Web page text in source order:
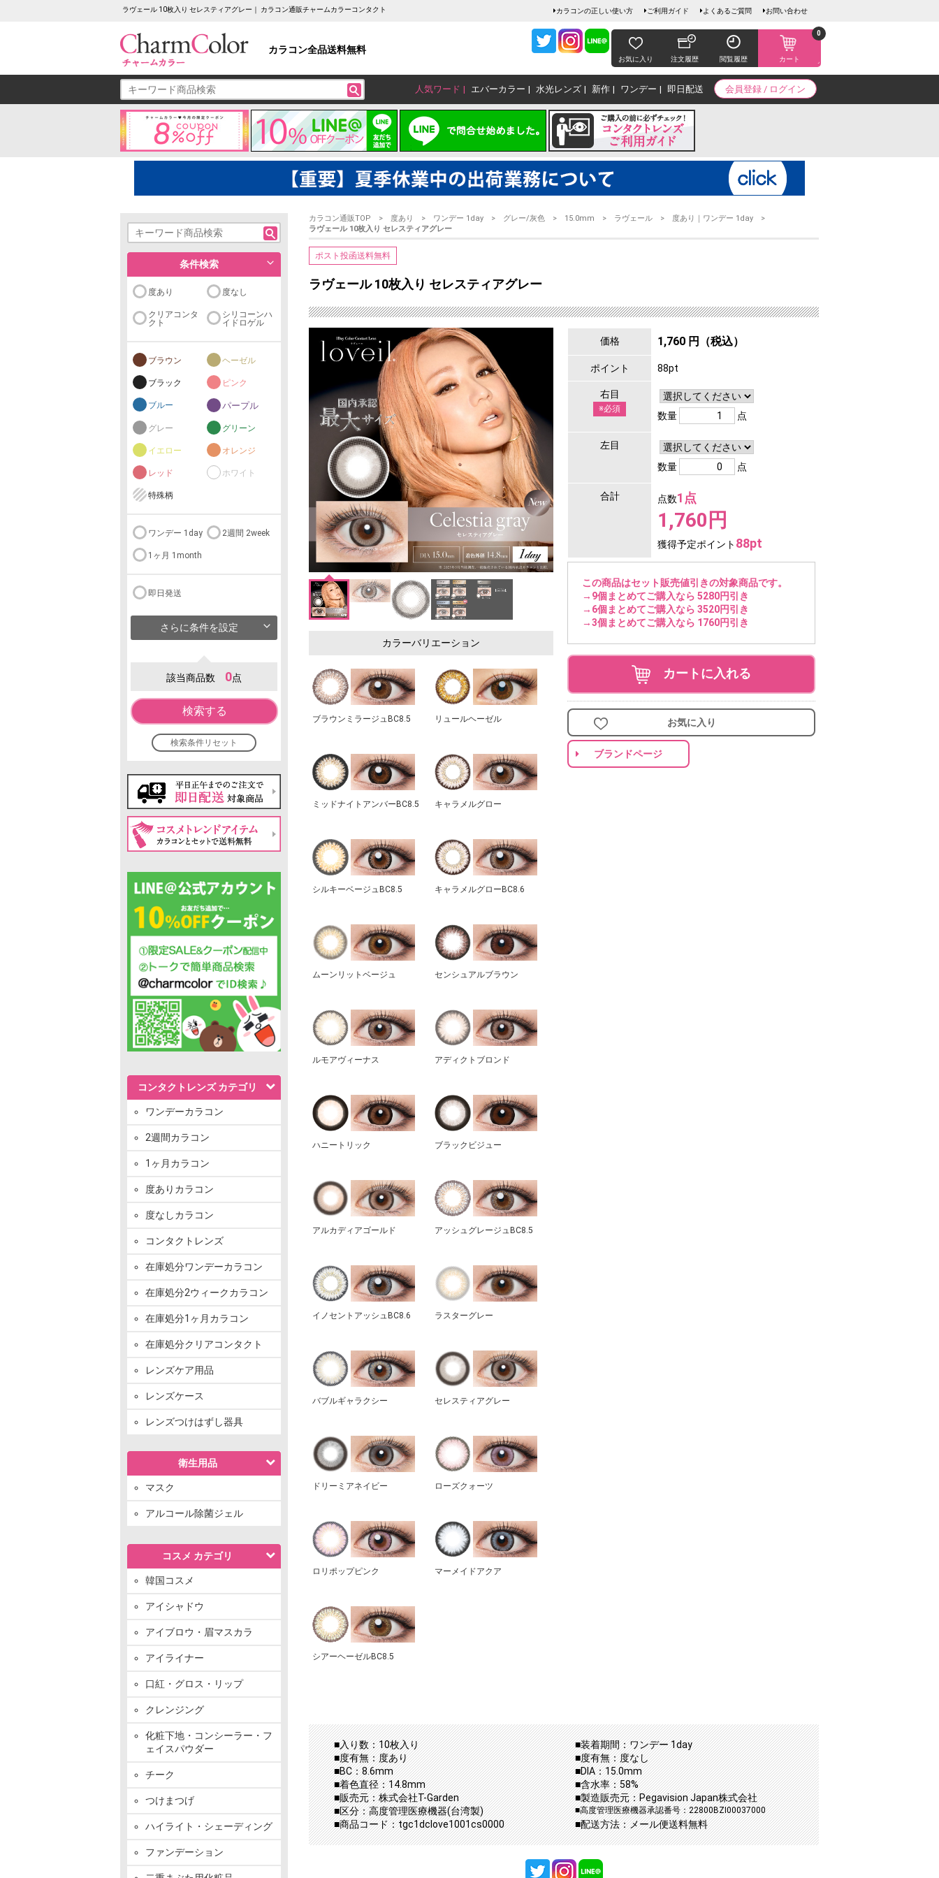
ラヴェール 10枚入り セレスティアグレー｜ カラコン通販チャームカラーコンタクト カラコンの正しい使い方 ご利用ガイド よくあるご質問 お問い合わせ
カラコン全品送料無料
お気に入り 注文履歴 閲覧履歴 カート
0
会員登録 / ログイン
人気ワード エバーカラー 水光レンズ 新作 ワンデー 即日配送
条件検索
度あり 度なし
クリアコンタ
クト
シリコーンハ
イドロゲル
ブラウン ヘーゼル
ブラック ピンク
ブルー パープル
グレー グリーン
イエロー オレンジ
レッド ホワイト
特殊柄
ワンデー 1day 2週間 2week
1ヶ月 1month
即日発送
さらに条件を設定
該当商品数 0点
検索する
検索条件リセット
コンタクトレンズ カテゴリ
ワンデーカラコン
2週間カラコン
1ヶ月カラコン
度ありカラコン
度なしカラコン
コンタクトレンズ
在庫処分ワンデーカラコン
在庫処分2ウィークカラコン
在庫処分1ヶ月カラコン
在庫処分クリアコンタクト
レンズケア用品
レンズケース
レンズつけはずし器具
衛生用品
マスク
アルコール除菌ジェル
コスメ カテゴリ
韓国コスメ
アイシャドウ
アイブロウ・眉マスカラ
アイライナー
口紅・グロス・リップ
クレンジング
化粧下地・コンシーラー・フ
ェイスパウダー
チーク
つけまつげ
ハイライト・シェーディング
ファンデーション
カラコン通販TOP 度あり ワンデー 1day グレー/灰色 15.0mm ラヴェール
度あり｜ワンデー 1day
ラヴェール 10枚入り セレスティアグレー
ポスト投函送料無料
ラヴェール 10枚入り セレスティアグレー
カラーバリエーション
ブラウンミラージュBC8.5 リュールヘーゼル
ミッドナイトアンバーBC8.5 キャラメルグロー
シルキーベージュBC8.5 キャラメルグローBC8.6
ムーンリットベージュ センシュアルブラウン
ルモアヴィーナス アディクトブロンド
ハニートリック ブラックビジュー
アルカディアゴールド アッシュグレージュBC8.5
イノセントアッシュBC8.6 ラスターグレー
バブルギャラクシー セレスティアグレー
ドリーミアネイビー ローズクォーツ
ロリポップピンク マーメイドアクア
シアーヘーゼルBC8.5
価格 1,760 円（税込）
ポイント 88pt
右目
※必須
数量 点
左目
数量
点
合計 点数1点
1,760円
獲得予定ポイント 88pt
この商品はセット販売値引きの対象商品です。
→9個まとめてご購入なら 5280円引き
→6個まとめてご購入なら 3520円引き
→3個まとめてご購入なら 1760円引き
カートに入れる
お気に入り
ブランドページ
■入り数：10枚入り
■装着期間：ワンデー 1day
■度有無：度あり
■度有無：度なし
■BC：8.6mm
■DIA：15.0mm
■着色直径：14.8mm
■含水率：58%
■販売元：株式会社T-Garden
■製造販売元：Pegavision Japan株式会社
■区分：高度管理医療機器(台湾製)
■高度管理医療機器承認番号：22800BZI00037000
■商品コード：tgc1dclove1001cs0000 ■配送方法：メール便送料無料